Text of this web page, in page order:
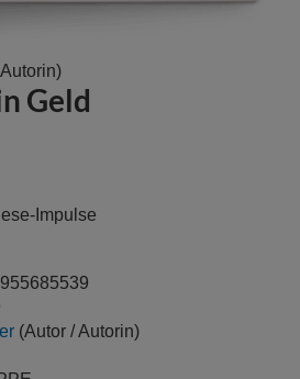
Geld
Impulse
(Autor / Autorin)